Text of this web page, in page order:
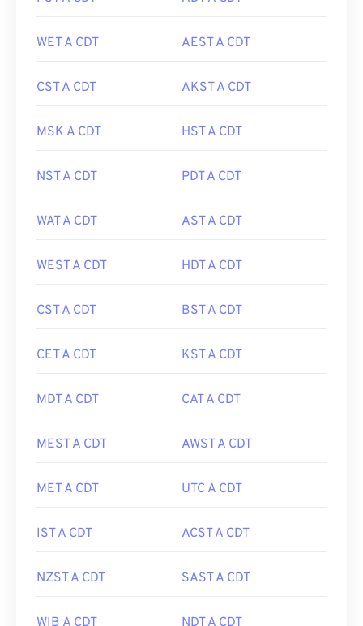
WET A CDT AEST A CDT
CST A CDT AKST A CDT
MSK A CDT HST A CDT
NST A CDT PDT A CDT
WAT A CDT AST A CDT
WEST A CDT HDT A CDT
CST A CDT BST A CDT
CET A CDT KST A CDT
MDT A CDT CAT A CDT
MEST A CDT AWST A CDT
MET A CDT UTC A CDT
IST A CDT ACST A CDT
NZST A CDT SAST A CDT
WIB A CDT NDT A CDT